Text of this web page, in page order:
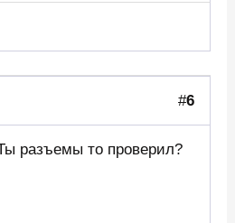
#6
разъемы то проверил?